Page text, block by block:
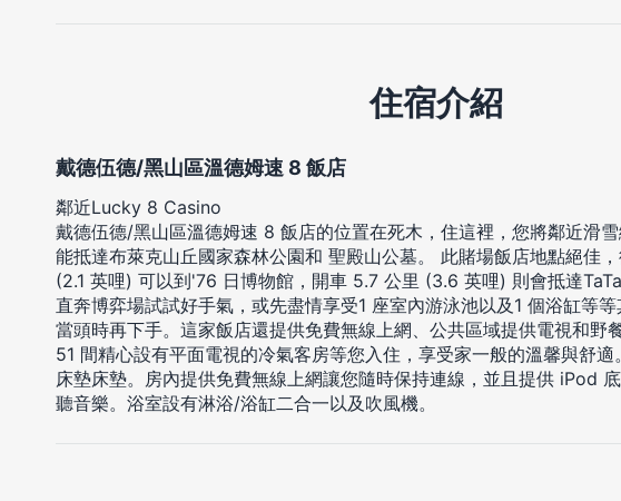
住宿介紹
戴德伍德/黑山區溫德姆速 8 飯店
鄰近Lucky 8 Casino
戴德伍德/黑山區溫德姆速 8 飯店的位置在死木，住這裡，您將鄰近滑
能抵達布萊克山丘國家森林公園和 聖殿山公墓。 此賭場飯店地點絕佳
(2.1 英哩) 可以到'76 日博物館，開車 5.7 公里 (3.6 英哩) 則會抵達
直奔博弈場試試好手氣，或先盡情享受1 座室內游泳池以及1 個浴缸等
當頭時再下手。這家飯店還提供免費無線上網、公共區域提供電視和野
51 間精心設有平面電視的冷氣客房等您入住，享受家一般的溫馨與舒
床墊床墊。房內提供免費無線上網讓您隨時保持連線，並且提供 iPod
聽音樂。浴室設有淋浴/浴缸二合一以及吹風機。